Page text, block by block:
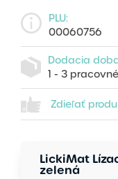
PLU:
00060756
Dodacia
1 - 3
Zdieľať
LickiMat
zelená